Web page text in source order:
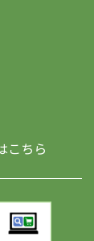
こちら